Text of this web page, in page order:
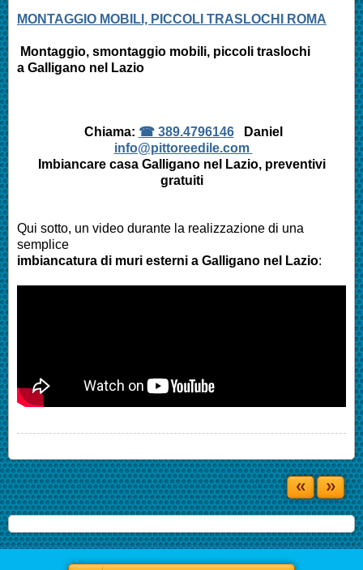
MONTAGGIO MOBILI, PICCOLI TRASLOCHI ROMA
Montaggio, smontaggio mobili, piccoli traslochi
a Galligano nel Lazio
Chiama: ☎ 389.4796146Daniel
info@pittoreedile.com
Imbiancare casa Galligano nel Lazio, preventivi
gratuiti
Qui sotto, un video durante la realizzazione di una
semplice
imbiancatura di muri esterni a Galligano nel Lazio:
« »